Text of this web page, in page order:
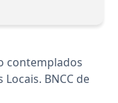
contemplados
BNCC de